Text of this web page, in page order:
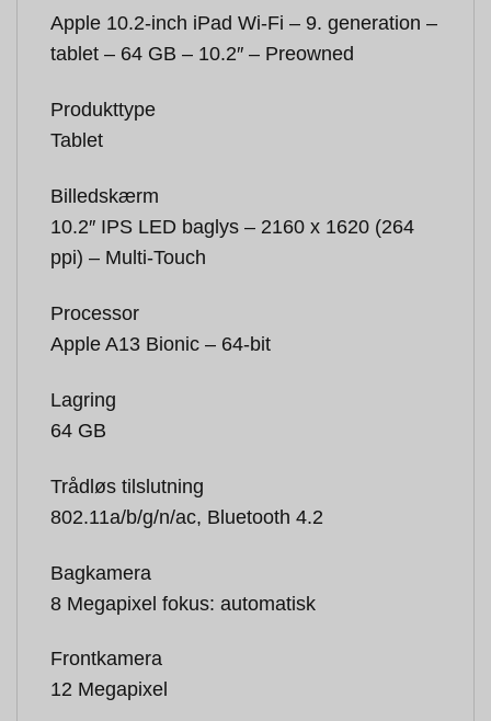
Apple 10.2-inch iPad Wi-Fi – 9. generation –
tablet – 64 GB – 10.2″ – Preowned
Produkttype
Tablet
Billedskærm
10.2″ IPS LED baglys – 2160 x 1620 (264
ppi) – Multi-Touch
Processor
Apple A13 Bionic – 64-bit
Lagring
64 GB
Trådløs tilslutning
802.11a/b/g/n/ac, Bluetooth 4.2
Bagkamera
8 Megapixel fokus: automatisk
Frontkamera
12 Megapixel